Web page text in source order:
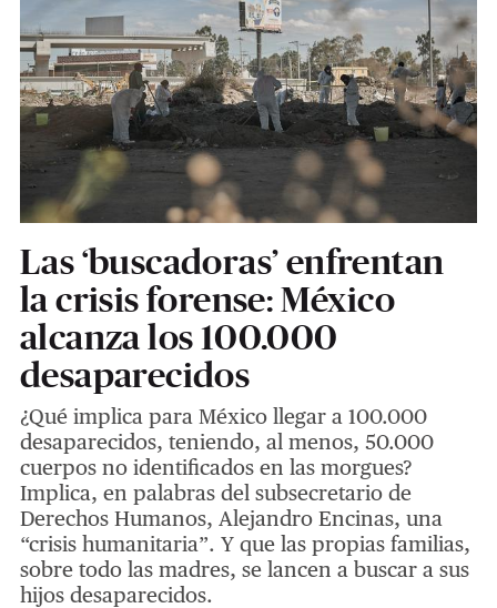
Las ‘buscadoras’ enfrentan
la crisis forense: México
alcanza los 100.000
desaparecidos
¿Qué implica para México llegar a 100.000
desaparecidos, teniendo, al menos, 50.000
cuerpos no identificados en las morgues?
Implica, en palabras del subsecretario de
Derechos Humanos, Alejandro Encinas, una
“crisis humanitaria”. Y que las propias familias,
sobre todo las madres, se lancen a buscar a sus
hijos desaparecidos.